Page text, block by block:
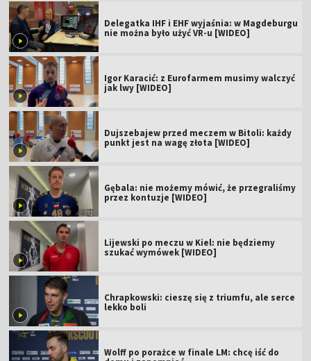
Delegatka IHF i EHF wyjaśnia: w Magdeburgu
nie można było użyć VR-u [WIDEO]
Igor Karacić: z Eurofarmem musimy walczyć
jak lwy [WIDEO]
Dujszebajew przed meczem w Bitoli: każdy
punkt jest na wagę złota [WIDEO]
Gębala: nie możemy mówić, że przegraliśmy
przez kontuzje [WIDEO]
Lijewski po meczu w Kiel: nie będziemy
szukać wymówek [WIDEO]
Chrapkowski: cieszę się z triumfu, ale serce
lekko boli
Wolff po porażce w finale LM: chcę iść do